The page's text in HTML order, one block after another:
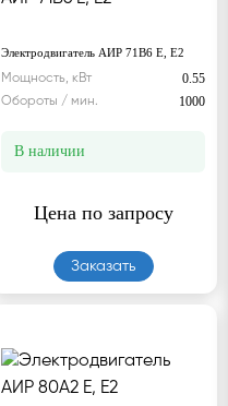
Электродвигатель АИР 71В6 Е, Е2
Мощность, кВт
0.55
Обороты / мин. 1000
В наличии
Цена по запросу
Заказать